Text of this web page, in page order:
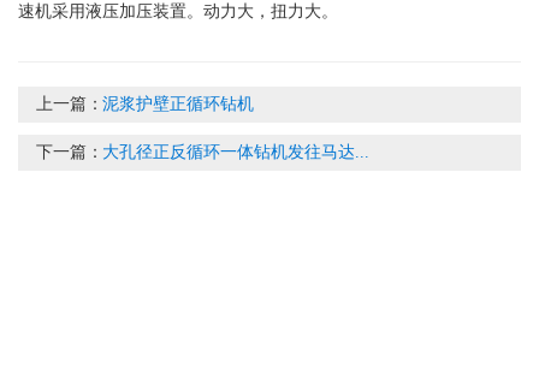
速机采用液压加压装置。动力大，扭力大。
上一篇：泥浆护壁正循环钻机
下一篇： 大孔径正反循环一体钻机发往马达...